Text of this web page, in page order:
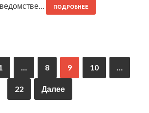
ПОДРОБНЕЕ
8 9 10
22 Далее